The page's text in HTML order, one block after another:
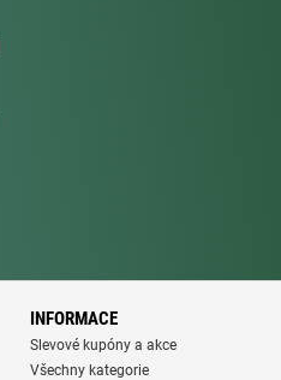
INFORMACE
Slevové kupóny a akce
Všechny kategorie